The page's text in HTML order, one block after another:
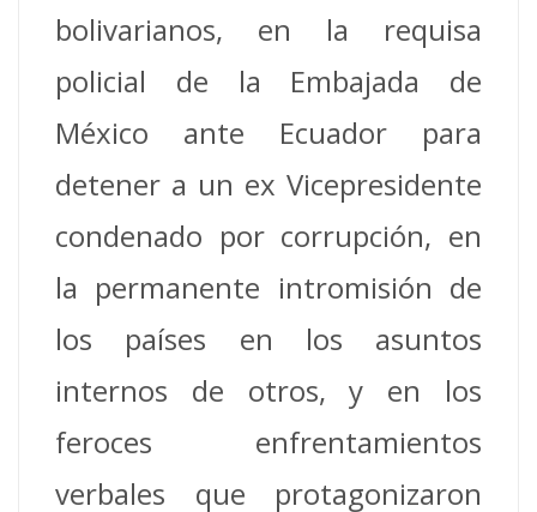
bolivarianos, en la requisa
policial de la Embajada de
México ante Ecuador para
detener a un ex Vicepresidente
condenado por corrupción, en
la permanente intromisión de
los países en los asuntos
internos de otros, y en los
feroces enfrentamientos
verbales que protagonizaron